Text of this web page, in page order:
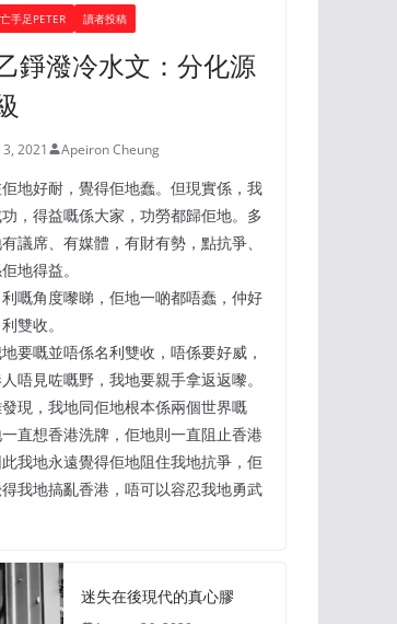
手足PETER 讀者投稿
錚潑冷水文：分化源
3, 2021 Apeiron Cheung
地好耐，覺得佢地蠢。但現實係，我
，得益嘅係大家，功勞都歸佢地。多
議席、有媒體，有財有勢，點抗爭、
地得益。
嘅角度嚟睇，佢地一啲都唔蠢，仲好
雙收。
要嘅並唔係名利雙收，唔係要好威，
唔見咗嘅野，我地要親手拿返返嚟。
現，我地同佢地根本係兩個世界嘅
直想香港洗牌，佢地則一直阻止香港
我地永遠覺得佢地阻住我地抗爭，佢
我地搞亂香港，唔可以容忍我地勇武
迷失在後現代的真心膠